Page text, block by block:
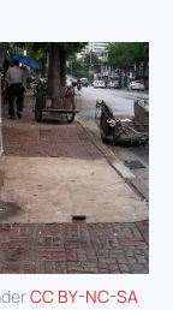
CC BY-NC-SA